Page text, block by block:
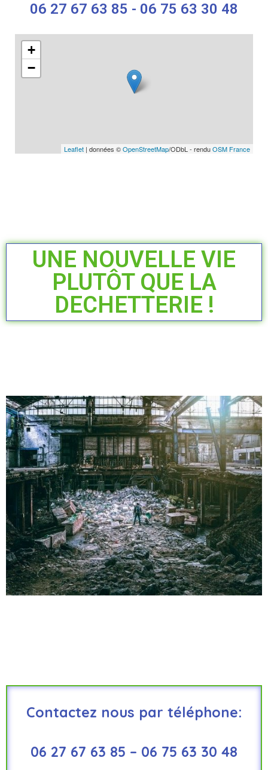
06 27 67 63 85 - 06 75 63 30 48
+
−
Leaflet | données ©OpenStreetMap/ODbL - renduOSM France
UNE NOUVELLE VIE
PLUTÔT QUE LA
DECHETTERIE !
Contactez nous par téléphone:
06 27 67 63 85 – 06 75 63 30 48